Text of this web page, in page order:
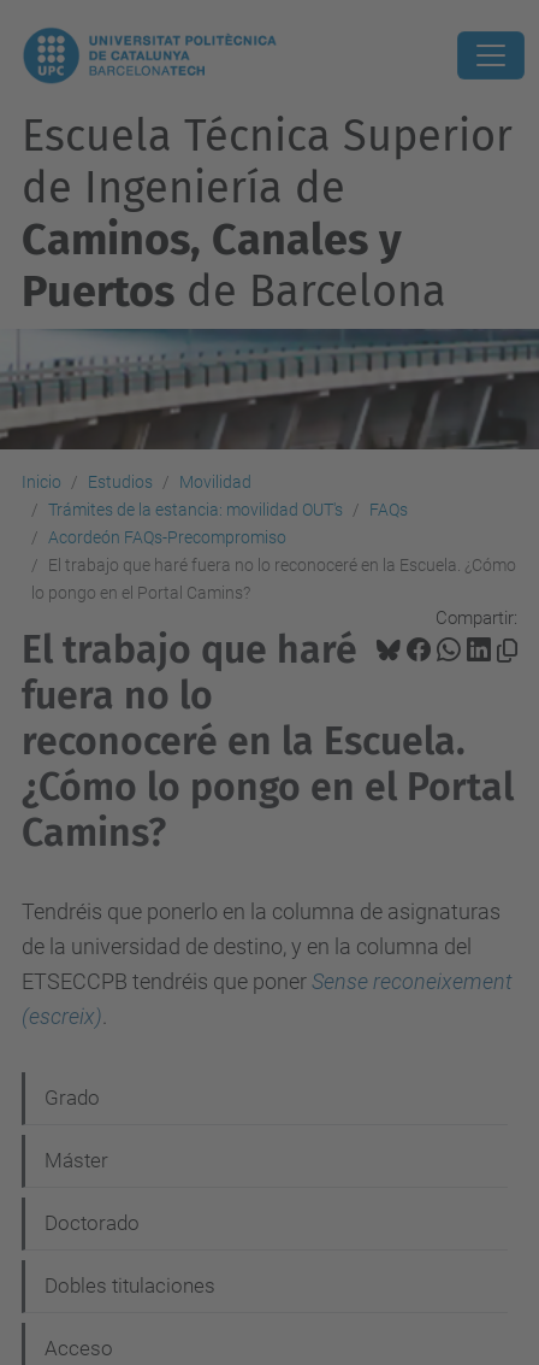
Escuela Técnica Superior
de Ingeniería de
Caminos, Canales y
Puertos de Barcelona
Inicio Estudios
Movilidad
Trámites de la estancia: movilidad OUT's
FAQs
Acordeón FAQs-Precompromiso
El trabajo que haré fuera no lo reconoceré en la Escuela. ¿Cómo
lo pongo en el Portal Camins?
Compartir:
El trabajo que haré
fuera no lo
reconoceré en la Escuela.
¿Cómo lo pongo en el Portal
Camins?
Tendréis que ponerlo en la columna de asignaturas
de la universidad de destino, y en la columna del
ETSECCPB tendréis que ponerSense reconeixement
(escreix)
a
v
g
a
Grado
Máster
Doctorado
Dobles titulaciones
Acceso